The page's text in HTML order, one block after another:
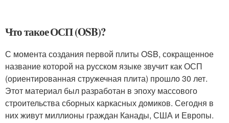
Что такое ОСП (OSB)?
С момента создания первой плиты OSB, сокращенное
название которой на русском языке звучит как ОСП
(ориентированная стружечная плита) прошло 30 лет.
Этот материал был разработан в эпоху массового
строительства сборных каркасных домиков. Сегодня в
них живут миллионы граждан Канады, США и Европы.